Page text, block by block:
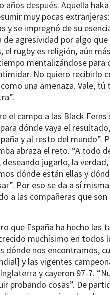
años después. Aquella
muy pocas
y se impregnó de su
de agresividad por algo
el rugby es religión, aún
mentalizándose para
No quiero recibirlo
una amenaza. Vale,
el campo a las Black
dónde vaya el
y al resto del mundo”.
abraza el reto. “A todo
jugarlo, la
dónde están ellas y
Por eso se da a sí
a las compañeras que
que España ha hecho
muchísimo en todos
dónde nos encontramos,
y las vigentes
y cayeron 97-7.
probando cosas”. De